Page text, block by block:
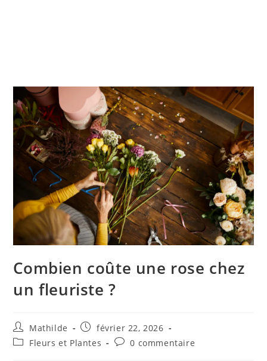
Combien coûte une rose chez
un fleuriste ?
Mathilde
février 22, 2026
Fleurs et Plantes
0 commentaire